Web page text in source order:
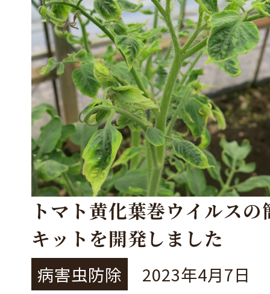
トマト黄化葉巻ウイルス
キットを開発しました
病害虫防除
2023年4月7日